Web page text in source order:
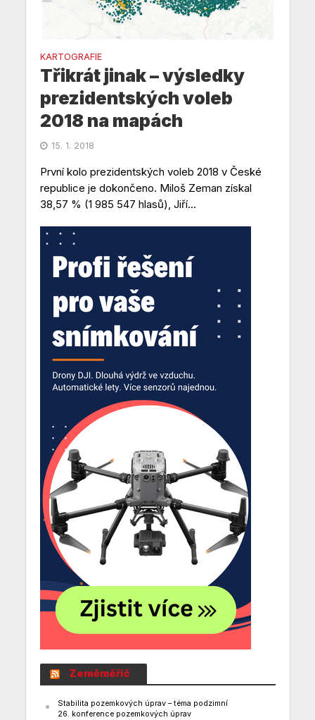
KARTOGRAFIE
Třikrát jinak – výsledky
prezidentských voleb
2018 na mapách
15. 1. 2018
První kolo prezidentských voleb 2018 v České
republice je dokončeno. Miloš Zeman získal
38,57 % (1 985 547 hlasů), Jiří...
Zeměměřič
Stabilita pozemkových úprav – téma podzimní
26. konference pozemkových úprav